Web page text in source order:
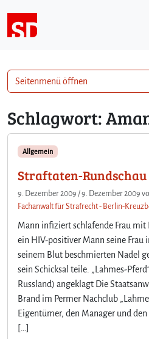
Schlagwort:
Allgemein
Straftaten-Rundschau
9. Dezember 2009 /9. Dezember 2009
Fachanwalt für Strafrecht - Berlin-
Mann infiziert schlafende Frau mit
ein HIV-positiver Mann seine
seinem Blut beschmierten Nadel
sein Schicksal teile. „Lahmes-
Russland) angeklagt Die
Brand im Permer Nachclub
Eigentümer, den Manager und
[…]
Seitenmenü öffnen